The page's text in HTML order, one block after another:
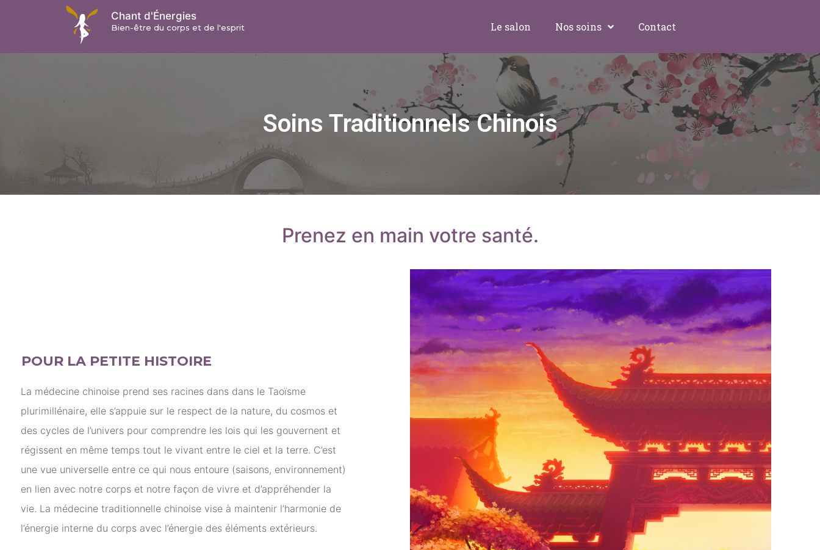
Chant d'Énergies
Bien-être du corps et de l'esprit Le salon Nos soins Contact
Soins Traditionnels Chinois
Prenez en main votre santé.
POUR LA PETITE HISTOIRE
La médecine chinoise prend ses racines dans dans le Taoïsme
plurimillénaire, elle s’appuie sur le respect de la nature, du cosmos et
des cycles de l’univers pour comprendre les lois qui les gouvernent et
régissent en même temps tout le vivant entre le ciel et la terre. C’est
une vue universelle entre ce qui nous entoure (saisons, environnement)
en lien avec notre corps et notre façon de vivre et d’appréhender la
vie. La médecine traditionnelle chinoise vise à maintenir l’harmonie de
l’énergie interne du corps avec l’énergie des éléments extérieurs.